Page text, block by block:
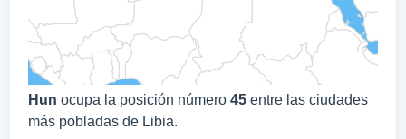
Hun ocupa la posición número 45 entre las ciudades
más pobladas de Libia.